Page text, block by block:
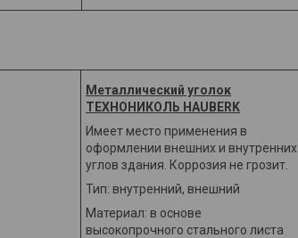
Металлический уголок
ТЕХНОНИКОЛЬ HAUBERK
Имеет место применения в
оформлении внешних и внутренних
углов здания. Коррозия не грозит.
Тип: внутренний, внешний
Материал: в основе
высокопрочного стального листа